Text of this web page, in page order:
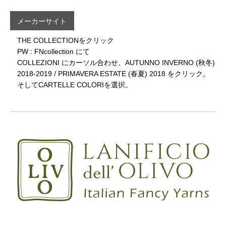
メーカーサイト
THE COLLECTIONをクリック
PW : FNcollection にて
COLLEZIONI にカーソル合わせ、AUTUNNO INVERNO (秋冬)
2018-2019 / PRIMAVERA ESTATE (春夏) 2018 をクリック。
そしてCARTELLE COLORIを選択。